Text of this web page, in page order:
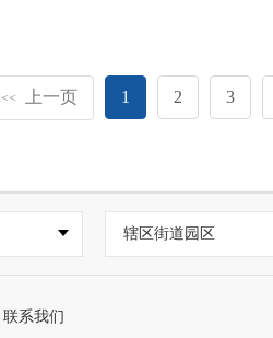
<< 上一页 1 2 3
辖区街道园区
联系我们